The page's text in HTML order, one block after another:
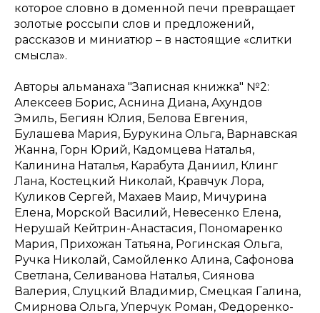
которое словно в доменной печи превращает
золотые россыпи слов и предложений,
рассказов и миниатюр – в настоящие «слитки
смысла».
Авторы альманаха "Записная книжка" №2:
Алексеев Борис, Аснина Диана, Ахундов
Эмиль, Бегиян Юлия, Белова Евгения,
Булашева Мария, Бурукина Ольга, Варнавская
Жанна, Горн Юрий, Кадомцева Наталья,
Калинина Наталья, Карабута Даниил, Клинг
Лана, Костецкий Николай, Кравчук Лора,
Куликов Сергей, Махаев Маир, Мичурина
Елена, Морской Василий, Невесенко Елена,
Нерушай Кейтрин-Анастасия, Пономаренко
Мария, Прихожан Татьяна, Рогинская Ольга,
Ручка Николай, Самойленко Алина, Сафонова
Светлана, Селиванова Наталья, Сиянова
Валерия, Слуцкий Владимир, Смецкая Галина,
Смирнова Ольга, Уперчук Роман, Федоренко-